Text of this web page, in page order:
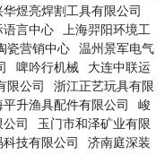
华煜亮焊割工具有限公司
语言中心
上海羿阳环境工
瓷营销中心 温州景军电气
啤吟行机械
大连中联运
限公司
浙江正艺玩具有限
平升渔具配件有限公司
峻
司
玉门市和泽矿业有限
科技有限公司
济南庭深装